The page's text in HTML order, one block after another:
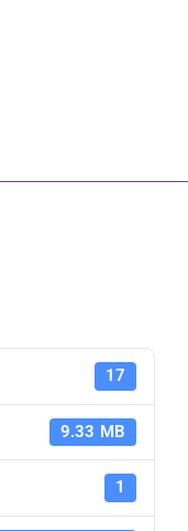
17
9.33 MB
1